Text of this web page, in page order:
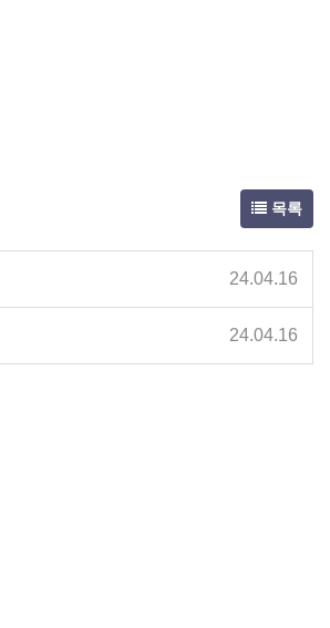
목록
24.04.16
24.04.16